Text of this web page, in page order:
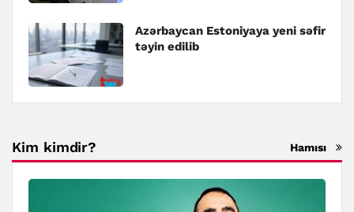
Azərbaycan Estoniyaya yeni səfir
təyin edilib
Kim kimdir? Hamısı